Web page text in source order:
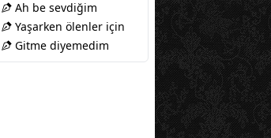
Ah be sevdiğim
Yaşarken ölenler için
Gitme diyemedim